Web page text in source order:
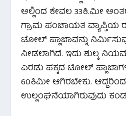
ಅಲ್ಲಿಂದ ಕೇವಲ 33ಕಿ.ಮೀ
ಗ್ರಾಮ ಪಂಚಾಯತ ವ್ಯಾಪ್ತಿಯ
ಟೋಲ್ ಪ್ಲಾಜಾವನ್ನು
ನೀಡಲಾಗಿದೆ. ಇದು ಶುಲ್ಕ
ಎರಡು ಪಕ್ಕದ ಟೋಲ್
60ಕಿಮೀ ಆಗಿರಬೇಕು.
ಉಲ್ಲಂಘನೆಯಾಗಿರುವುದು